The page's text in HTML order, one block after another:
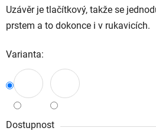
Uzávěr je tlačítkový, takže se
prstem a to dokonce i v rukavicích.
Varianta:
Dostupnost